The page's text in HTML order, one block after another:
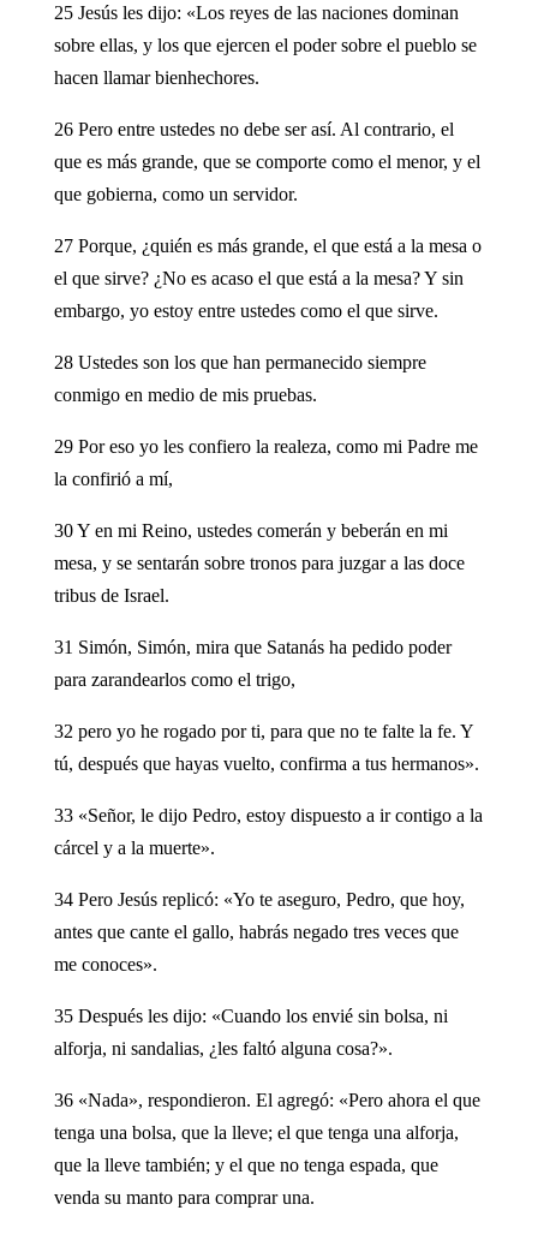
25 Jesús les dijo: «Los reyes de las naciones dominan
sobre ellas, y los que ejercen el poder sobre el pueblo se
hacen llamar bienhechores.
26 Pero entre ustedes no debe ser así. Al contrario, el
que es más grande, que se comporte como el menor, y el
que gobierna, como un servidor.
27 Porque, ¿quién es más grande, el que está a la mesa o
el que sirve? ¿No es acaso el que está a la mesa? Y sin
embargo, yo estoy entre ustedes como el que sirve.
28 Ustedes son los que han permanecido siempre
conmigo en medio de mis pruebas.
29 Por eso yo les confiero la realeza, como mi Padre me
la confirió a mí,
30 Y en mi Reino, ustedes comerán y beberán en mi
mesa, y se sentarán sobre tronos para juzgar a las doce
tribus de Israel.
31 Simón, Simón, mira que Satanás ha pedido poder
para zarandearlos como el trigo,
32 pero yo he rogado por ti, para que no te falte la fe. Y
tú, después que hayas vuelto, confirma a tus hermanos».
33 «Señor, le dijo Pedro, estoy dispuesto a ir contigo a la
cárcel y a la muerte».
34 Pero Jesús replicó: «Yo te aseguro, Pedro, que hoy,
antes que cante el gallo, habrás negado tres veces que
me conoces».
35 Después les dijo: «Cuando los envié sin bolsa, ni
alforja, ni sandalias, ¿les faltó alguna cosa?».
36 «Nada», respondieron. El agregó: «Pero ahora el que
tenga una bolsa, que la lleve; el que tenga una alforja,
que la lleve también; y el que no tenga espada, que
venda su manto para comprar una.